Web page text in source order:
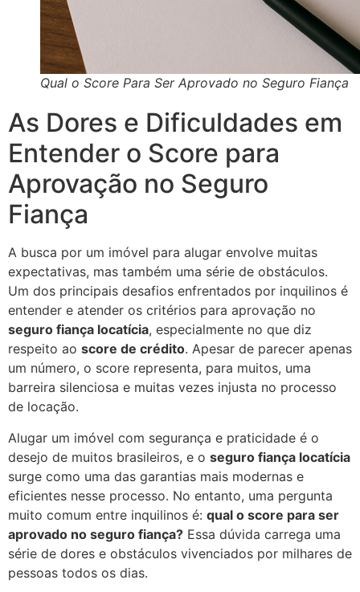
Qual o Score Para Ser Aprovado no Seguro Fiança
As Dores e Dificuldades em
Entender o Score para
Aprovação no Seguro
Fiança
A busca por um imóvel para alugar envolve muitas
expectativas, mas também uma série de obstáculos.
Um dos principais desafios enfrentados por inquilinos é
entender e atender os critérios para aprovação no
seguro fiança locatícia, especialmente no que diz
respeito ao score de crédito. Apesar de parecer apenas
um número, o score representa, para muitos, uma
barreira silenciosa e muitas vezes injusta no processo
de locação.
Alugar um imóvel com segurança e praticidade é o
desejo de muitos brasileiros, e o seguro fiança locatícia
surge como uma das garantias mais modernas e
eficientes nesse processo. No entanto, uma pergunta
muito comum entre inquilinos é: qual o score para ser
aprovado no seguro fiança? Essa dúvida carrega uma
série de dores e obstáculos vivenciados por milhares de
pessoas todos os dias.